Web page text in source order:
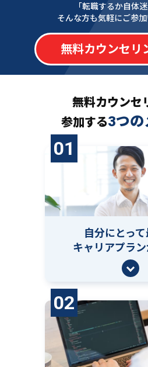
「転職するか自体迷
そんな方も気軽にご参加
無料カウンセリ
無料カウンセ
参加する3つの
01
自分にとって
キャリアプラ
02